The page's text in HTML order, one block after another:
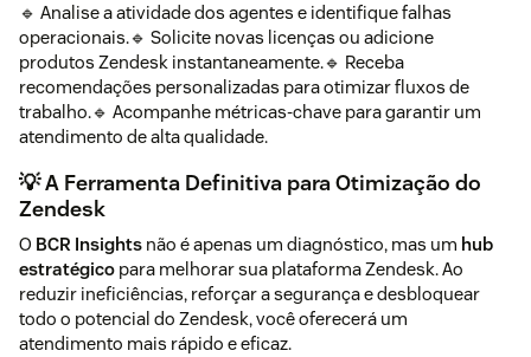
🔹 Analise a atividade dos agentes e identifique falhas
operacionais.🔹 Solicite novas licenças ou adicione
produtos Zendesk instantaneamente.🔹 Receba
recomendações personalizadas para otimizar fluxos de
trabalho.🔹 Acompanhe métricas-chave para garantir um
atendimento de alta qualidade.
💡 A Ferramenta Definitiva para Otimização do
Zendesk
O BCR Insights não é apenas um diagnóstico, mas um hub
estratégico para melhorar sua plataforma Zendesk. Ao
reduzir ineficiências, reforçar a segurança e desbloquear
todo o potencial do Zendesk, você oferecerá um
atendimento mais rápido e eficaz.